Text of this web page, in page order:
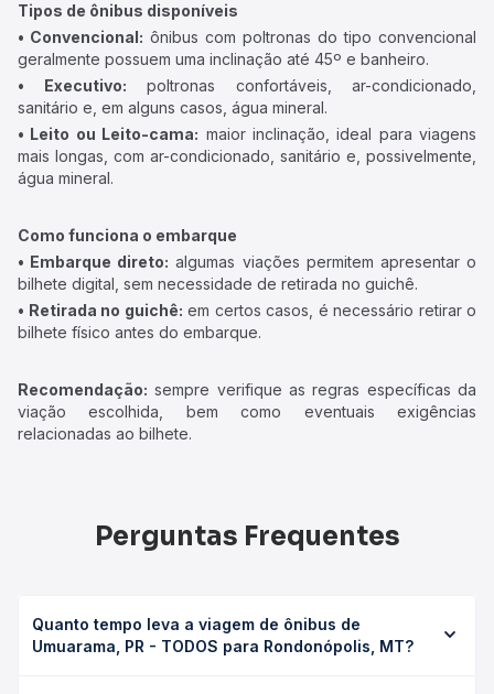
Tipos de ônibus disponíveis
• Convencional: ônibus com poltronas do tipo convencional
geralmente possuem uma inclinação até 45º e banheiro.
• Executivo: poltronas confortáveis, ar-condicionado,
sanitário e, em alguns casos, água mineral.
• Leito ou Leito-cama: maior inclinação, ideal para viagens
mais longas, com ar-condicionado, sanitário e, possivelmente,
água mineral.
Como funciona o embarque
• Embarque direto: algumas viações permitem apresentar o
bilhete digital, sem necessidade de retirada no guichê.
• Retirada no guichê: em certos casos, é necessário retirar o
bilhete físico antes do embarque.
Recomendação: sempre verifique as regras específicas da
viação escolhida, bem como eventuais exigências
relacionadas ao bilhete.
Perguntas Frequentes
Quanto tempo leva a viagem de ônibus de
Umuarama, PR - TODOS para Rondonópolis, MT?